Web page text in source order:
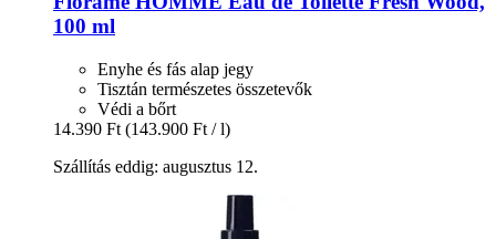
100 ml
Enyhe és fás alap jegy
Tisztán természetes összetevők
Védi a bőrt
14.390 Ft (143.900 Ft / l)
Szállítás eddig: augusztus 12.